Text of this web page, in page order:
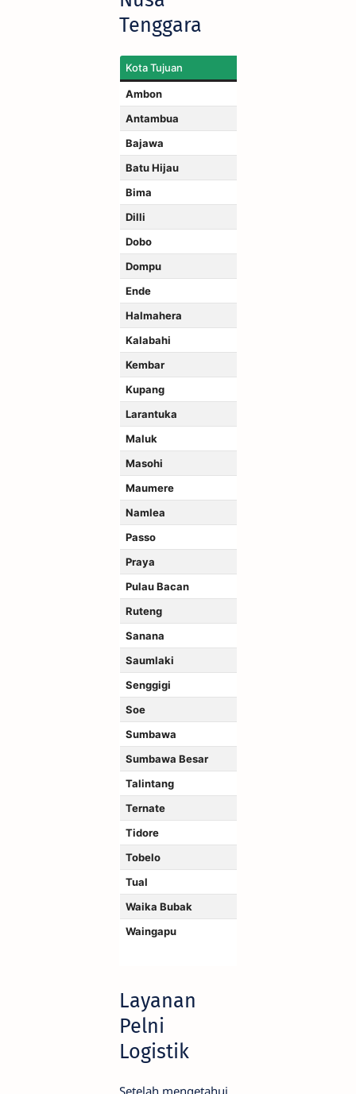
Tenggara
Kota Tujuan
Ambon
Antambua
Bajawa
Batu Hijau
Bima
Dilli
Dobo
Dompu
Ende
Halmahera
Kalabahi
Kembar
Kupang
Larantuka
Maluk
Masohi
Maumere
Namlea
Passo
Praya
Pulau Bacan
Ruteng
Sanana
Saumlaki
Senggigi
Soe
Sumbawa
Sumbawa Besar
Talintang
Ternate
Tidore
Tobelo
Tual
Waika Bubak
Waingapu
Layanan
Pelni
Logistik